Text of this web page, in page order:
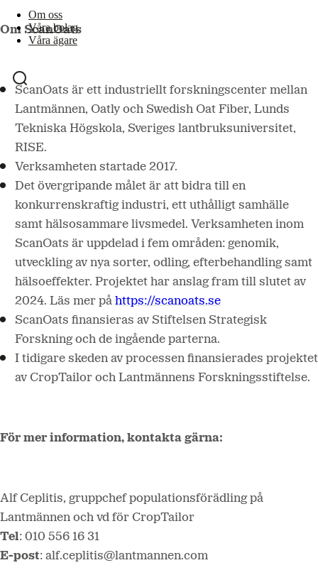
Om oss
Våra bolag
Våra ägare
Om ScanOats
ScanOats är ett industriellt forskningscenter mellan
Lantmännen, Oatly och Swedish Oat Fiber, Lunds
Tekniska Högskola, Sveriges lantbruksuniversitet,
RISE.
Verksamheten startade 2017.
Det övergripande målet är att bidra till en
konkurrenskraftig industri, ett uthålligt samhälle
samt hälsosammare livsmedel. Verksamheten inom
ScanOats är uppdelad i fem områden: genomik,
utveckling av nya sorter, odling, efterbehandling samt
hälsoeffekter. Projektet har anslag fram till slutet av
2024. Läs mer på https://scanoats.se
ScanOats finansieras av Stiftelsen Strategisk
Forskning och de ingående parterna.
I tidigare skeden av processen finansierades projektet
av CropTailor och Lantmännens Forskningsstiftelse.
För mer information, kontakta gärna:
Alf Ceplitis, gruppchef populationsförädling på
Lantmännen och vd för CropTailor
Tel: 010 556 16 31
E-post: alf.ceplitis@lantmannen.com